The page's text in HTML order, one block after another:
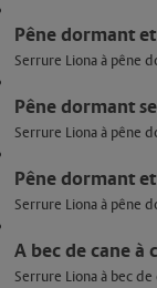
Pêne dormant
Serrure Liona à pêne
Pêne dormant
Serrure Liona à pêne
Pêne dormant
Serrure Liona à pêne
A bec de cane à
Serrure Liona à bec